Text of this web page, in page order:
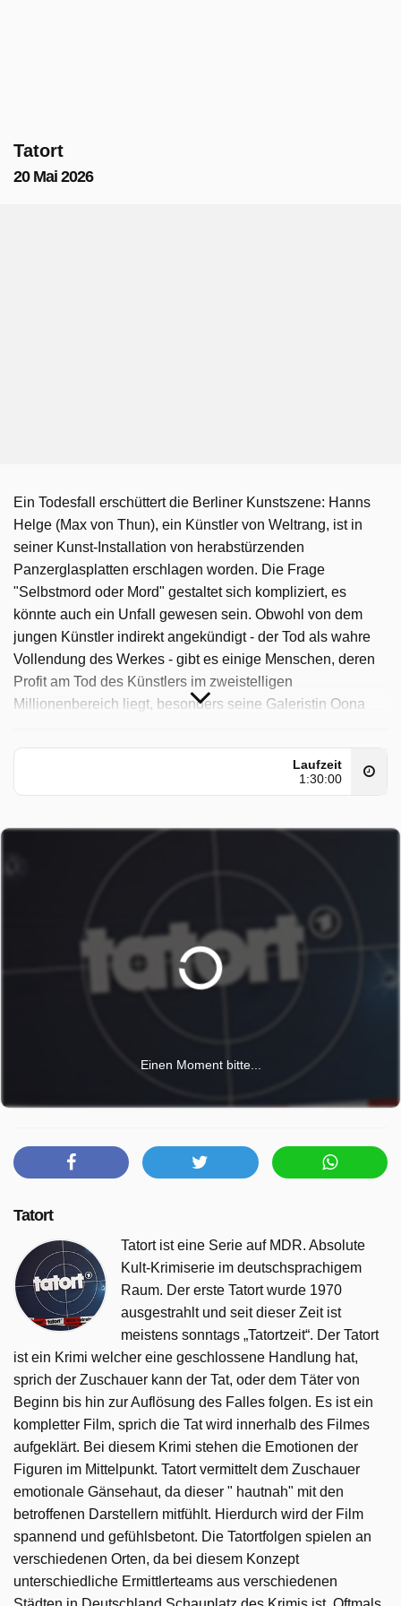
Tatort
20 Mai 2026
Ein Todesfall erschüttert die Berliner Kunstszene: Hanns
Helge (Max von Thun), ein Künstler von Weltrang, ist in
seiner Kunst-Installation von herabstürzenden
Panzerglasplatten erschlagen worden. Die Frage
"Selbstmord oder Mord" gestaltet sich kompliziert, es
könnte auch ein Unfall gewesen sein. Obwohl von dem
jungen Künstler indirekt angekündigt - der Tod als wahre
Vollendung des Werkes - gibt es einige Menschen, deren
Profit am Tod des Künstlers im zweistelligen
Millionenbereich liegt, besonders seine Galeristin Oona
Währenddessen bekommt Till Ritter (Dominic Raacke)
eine traurige Nachricht: Sein Onkel Klaus (Tilo Prückner),
den er sehr mochte, hat sich das Leben genommen. Ritter
auf viele Rätsel. Sagt sein persönlicher Assistent Markus
(Joram Voelklein) die Wahrheit? Ist die ehemalige Muse
Patty (Josefine Preuß) wirklich so ahnungslos, wie sie
vorgibt? Warum weiß Hanns Helges Mutter (Monika
Lennartz) kaum etwas über das Künstler-Dasein ihres
ihre Doktorarbeit über den Tod im Werk des Verstorbenen
einsehen, dass sein Onkel freiwillig gestorben ist.
Künstler. Hanns Helge wollte nicht sterben. Kunst ist
erfahrbar, der Tod aber nicht.
Tatort wurde auf MDR ausgestrahlt am Mittwoch 20 Mai
Laufzeit
1:30:00
Einen Moment bitte...
Tatort
Tatort ist eine Serie auf MDR. Absolute
Kult-Krimiserie im deutschsprachigem
Raum. Der erste Tatort wurde 1970
ausgestrahlt und seit dieser Zeit ist
meistens sonntags „Tatortzeit“. Der Tatort
ist ein Krimi welcher eine geschlossene Handlung hat,
sprich der Zuschauer kann der Tat, oder dem Täter von
Beginn bis hin zur Auflösung des Falles folgen. Es ist ein
kompletter Film, sprich die Tat wird innerhalb des Filmes
aufgeklärt. Bei diesem Krimi stehen die Emotionen der
Figuren im Mittelpunkt. Tatort vermittelt dem Zuschauer
emotionale Gänsehaut, da dieser " hautnah" mit den
betroffenen Darstellern mitfühlt. Hierdurch wird der Film
spannend und gefühlsbetont. Die Tatortfolgen spielen an
verschiedenen Orten, da bei diesem Konzept
unterschiedliche Ermittlerteams aus verschiedenen